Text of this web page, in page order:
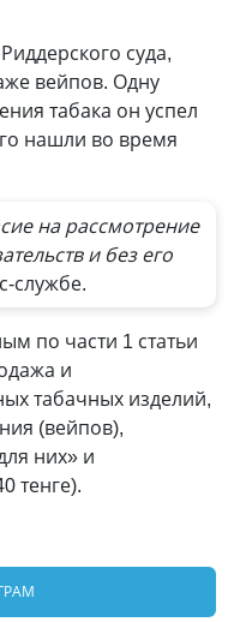
суда,
вейпов. Одну
табака он успел
нашли во время
на рассмотрение
и без его
службе.
по части 1 статьи
и
табачных изделий,
(вейпов),
них» и
тенге).